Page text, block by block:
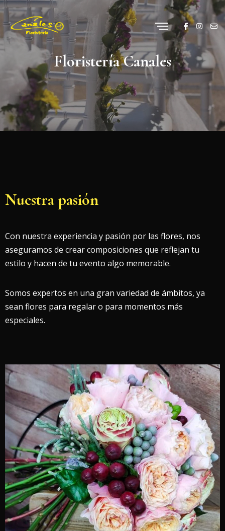
Floristería Canales
Nuestra pasión
Con nuestra experiencia y pasión por las flores, nos
aseguramos de crear composiciones que reflejan tu
estilo y hacen de tu evento algo memorable.
Somos expertos en una gran variedad de ámbitos, ya
sean flores para regalar o para momentos más
especiales.